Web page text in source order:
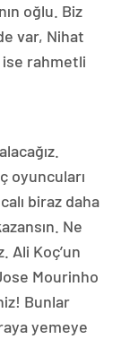
oğlu. Biz
var, Nihat
ise rahmetli
oyuncuları
biraz daha
Ne
Ali Koç’un
Mourinho
Bunlar
yemeye